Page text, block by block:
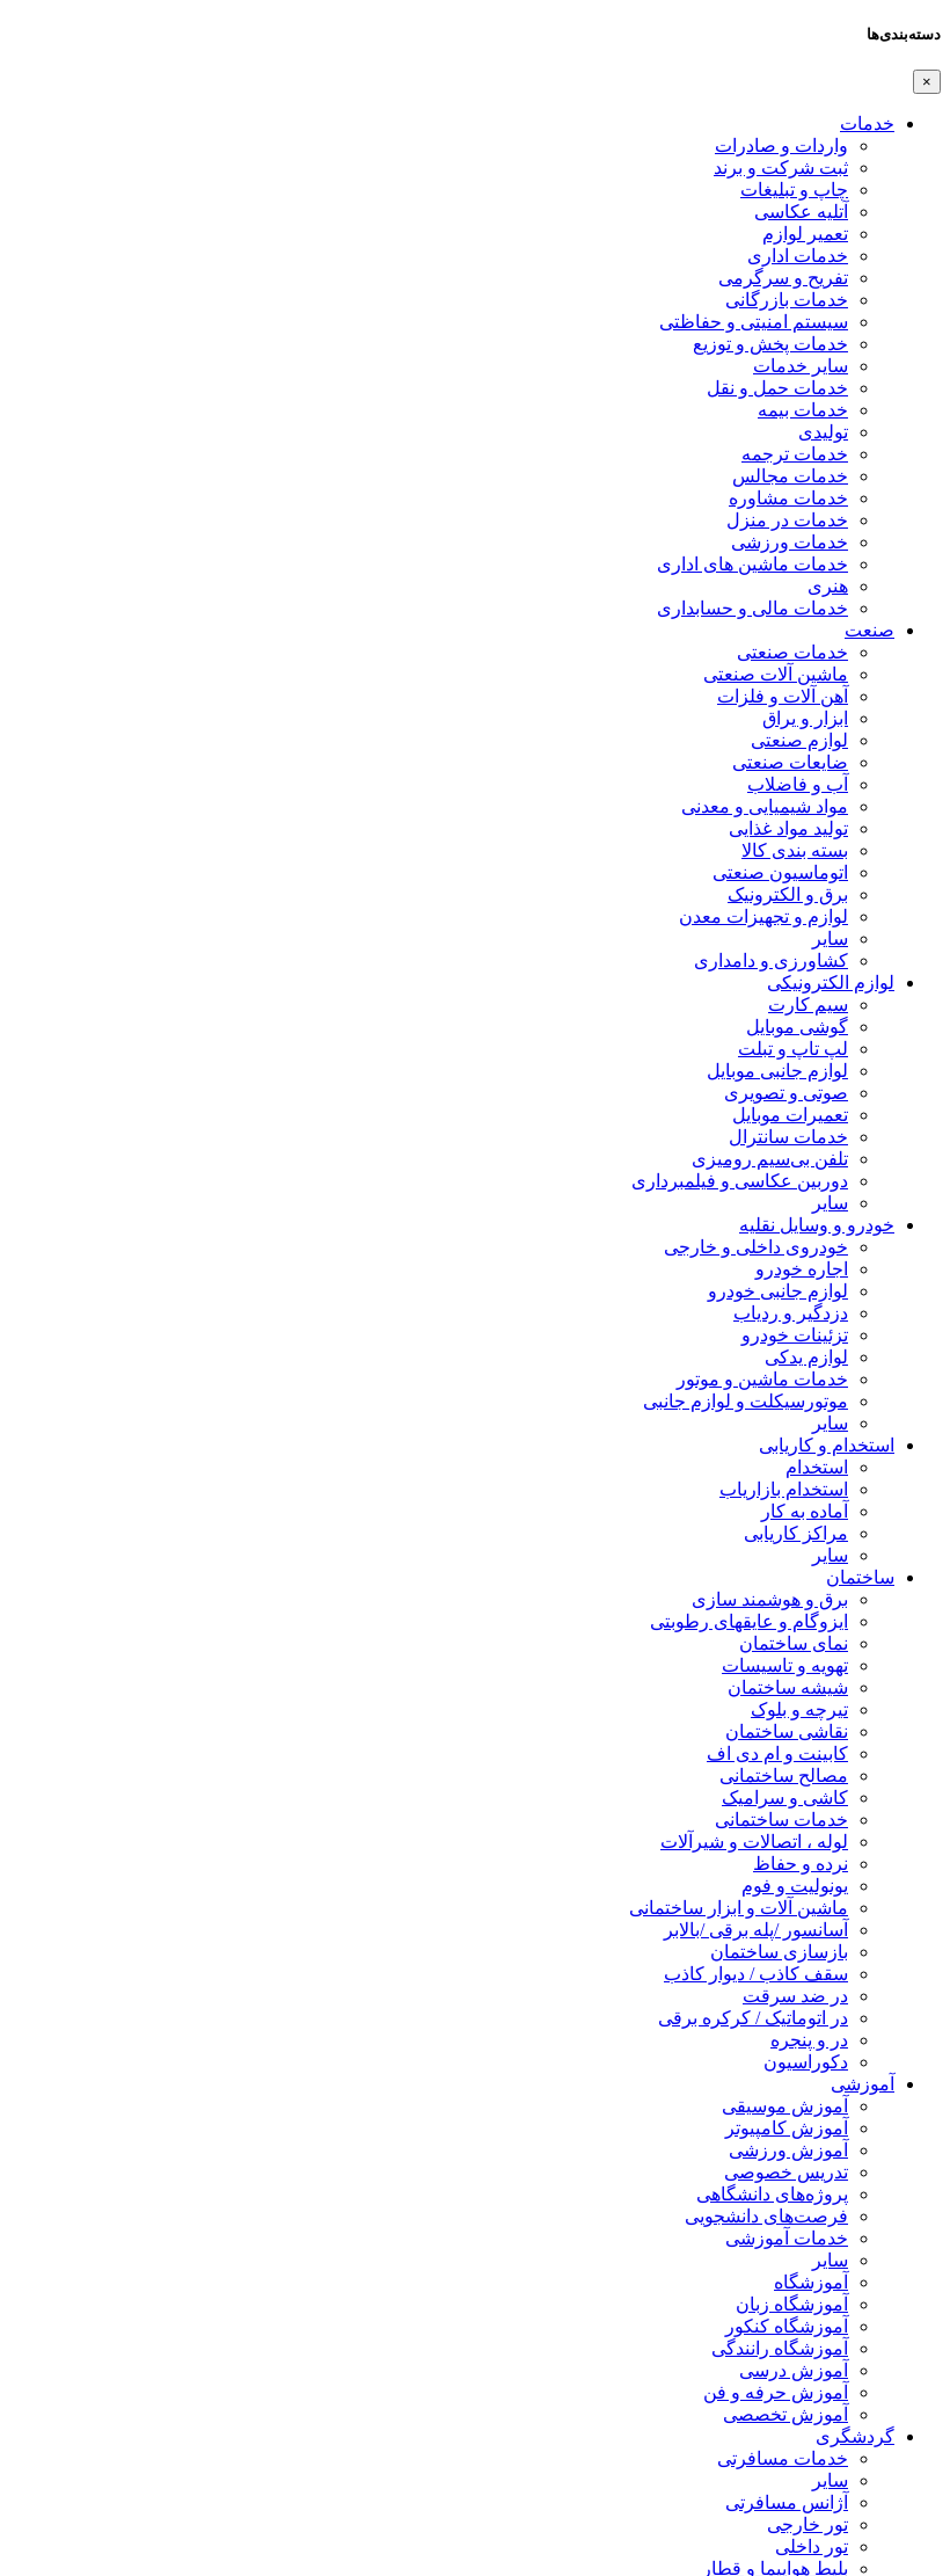
دسته‌بندی‌ها
×
خدمات
واردات و صادرات
ثبت شرکت و برند
چاپ و تبلیغات
آتلیه عکاسی
تعمیر لوازم
خدمات اداری
تفریح و سرگرمی
خدمات بازرگانی
سیستم امنیتی و حفاظتی
خدمات پخش و توزیع
سایر خدمات
خدمات حمل و نقل
خدمات بیمه
تولیدی
خدمات ترجمه
خدمات مجالس
خدمات مشاوره
خدمات در منزل
خدمات ورزشی
خدمات ماشین های اداری
هنری
خدمات مالی و حسابداری
صنعت
خدمات صنعتی
ماشین آلات صنعتی
آهن آلات و فلزات
ابزار و یراق
لوازم صنعتی
ضایعات صنعتی
آب و فاضلاب
مواد شیمیایی و معدنی
تولید مواد غذایی
بسته بندی کالا
اتوماسیون صنعتی
برق و الکترونیک
لوازم و تجهیزات معدن
سایر
کشاورزی و دامداری
لوازم الکترونیکی
سیم کارت
گوشی موبایل
لپ تاپ و تبلت
لوازم جانبی موبایل
صوتی و تصویری
تعمیرات موبایل
خدمات سانترال
تلفن بی‌سیم رومیزی
دوربین عکاسی و فیلمبرداری
سایر
خودرو و وسایل نقلیه
خودروی داخلی و خارجی
اجاره خودرو
لوازم جانبی خودرو
دزدگیر و ردیاب
تزئینات خودرو
لوازم یدکی
خدمات ماشین و موتور
موتورسیکلت و لوازم جانبی
سایر
استخدام و کاریابی
استخدام
استخدام بازاریاب
آماده به کار
مراکز کاریابی
سایر
ساختمان
برق و هوشمند سازی
ایزوگام و عایقهای رطوبتی
نمای ساختمان
تهویه و تاسیسات
شیشه ساختمان
تیرچه و بلوک
نقاشی ساختمان
کابینت و ام دی اف
مصالح ساختمانی
کاشی و سرامیک
خدمات ساختمانی
لوله ، اتصالات و شیرآلات
نرده و حفاظ
یونولیت و فوم
ماشین آلات و ابزار ساختمانی
آسانسور /پله برقی /بالابر
بازسازی ساختمان
سقف کاذب / دیوار کاذب
در ضد سرقت
در اتوماتیک / کرکره برقی
در و پنجره
دکوراسیون
آموزشی
آموزش موسیقی
آموزش کامپیوتر
آموزش ورزشی
تدریس خصوصی
پروژه‌های دانشگاهی
فرصت‌های دانشجویی
خدمات آموزشی
سایر
آموزشگاه
آموزشگاه زبان
آموزشگاه کنکور
آموزشگاه رانندگی
آموزش درسی
آموزش حرفه و فن
آموزش تخصصی
گردشگری
خدمات مسافرتی
سایر
آژانس مسافرتی
تور خارجی
تور داخلی
بلیط هواپیما و قطار